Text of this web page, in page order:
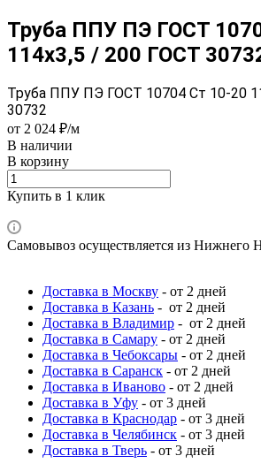
Труба ППУ ПЭ ГОСТ
114x3,5 / 200 ГОСТ
Труба ППУ ПЭ ГОСТ 10704 Ст 10-20
30732
от 2 024 ₽/м
В наличии
В корзину
Купить в 1 клик
Самовывоз осуществляется из Нижнего
Доставка в Москву - от 2 дней
Доставка в Казань - от 2 дней
Доставка в Владимир - от 2 дней
Доставка в Самару - от 2 дней
Доставка в Чебоксары - от 2 дней
Доставка в Саранск - от 2 дней
Доставка в Иваново - от 2 дней
Доставка в Уфу - от 3 дней
Доставка в Краснодар - от 3 дней
Доставка в Челябинск - от 3 дней
Доставка в Тверь - от 3 дней